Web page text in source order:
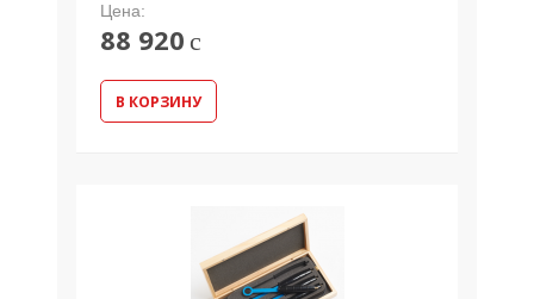
Цена:
88 920 c
В КОРЗИНУ